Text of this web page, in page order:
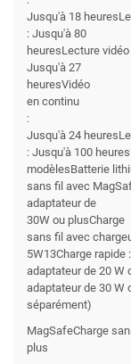
Jusqu'à 18
: Jusqu'à 80
heuresLecture vidéo
Jusqu'à 27
heuresVidéo
en continu
:
Jusqu'à 24
: Jusqu'à 100
modèlesBatterie
sans fil avec
adaptateur de
30W ou plusCharge
sans fil avec
5W13Charge rapide
adaptateur de 20 W
adaptateur de 30 W
séparément)
MagSafeCharge
plus